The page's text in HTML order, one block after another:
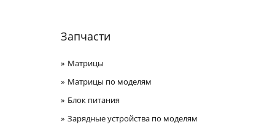
Запчасти
Матрицы
Матрицы по моделям
Блок питания
Зарядные устройства по моделям